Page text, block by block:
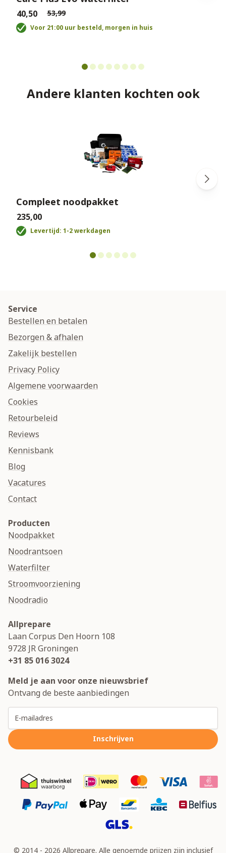
€40,50 €53,99
Voor 21:00 uur besteld, morgen in huis
Andere klanten kochten ook
Compleet noodpakket
€235,00
Levertijd: 1-2 werkdagen
Service
Bestellen en betalen
Bezorgen & afhalen
Zakelijk bestellen
Privacy Policy
Algemene voorwaarden
Cookies
Retourbeleid
Reviews
Kennisbank
Blog
Vacatures
Contact
Producten
Noodpakket
Noodrantsoen
Waterfilter
Stroomvoorziening
Noodradio
Allprepare
Laan Corpus Den Hoorn 108
9728 JRGroningen
+31 85 016 3024
Meld je aan voor onze nieuwsbrief
Ontvang de beste aanbiedingen
Inschrijven
© 2014 - 2026 Allprepare. Alle genoemde prijzen zijn inclusief